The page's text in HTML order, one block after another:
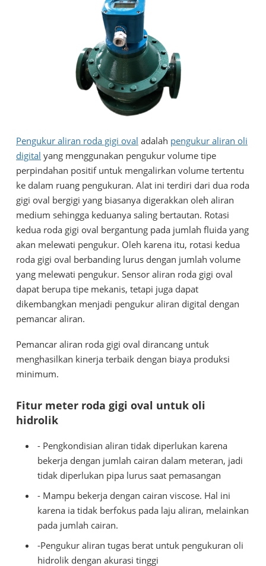
Pengukur aliran roda gigi oval adalah pengukur aliran oli
digital yang menggunakan pengukur volume tipe
perpindahan positif untuk mengalirkan volume tertentu
ke dalam ruang pengukuran. Alat ini terdiri dari dua roda
gigi oval bergigi yang biasanya digerakkan oleh aliran
medium sehingga keduanya saling bertautan. Rotasi
kedua roda gigi oval bergantung pada jumlah fluida yang
akan melewati pengukur. Oleh karena itu, rotasi kedua
roda gigi oval berbanding lurus dengan jumlah volume
yang melewati pengukur. Sensor aliran roda gigi oval
dapat berupa tipe mekanis, tetapi juga dapat
dikembangkan menjadi pengukur aliran digital dengan
pemancar aliran.
Pemancar aliran roda gigi oval dirancang untuk
menghasilkan kinerja terbaik dengan biaya produksi
minimum.
Fitur meter roda gigi oval untuk oli
hidrolik
- Pengkondisian aliran tidak diperlukan karena
bekerja dengan jumlah cairan dalam meteran, jadi
tidak diperlukan pipa lurus saat pemasangan
- Mampu bekerja dengan cairan viscose. Hal ini
karena ia tidak berfokus pada laju aliran, melainkan
pada jumlah cairan.
-Pengukur aliran tugas berat untuk pengukuran oli
hidrolik dengan akurasi tinggi